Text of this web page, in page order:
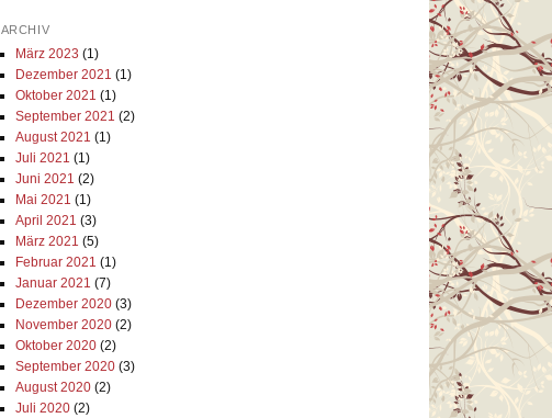
ARCHIV
März 2023 (1)
Dezember 2021 (1)
Oktober 2021 (1)
September 2021 (2)
August 2021 (1)
Juli 2021 (1)
Juni 2021 (2)
Mai 2021 (1)
April 2021 (3)
März 2021 (5)
Februar 2021 (1)
Januar 2021 (7)
Dezember 2020(3)
November 2020(2)
Oktober 2020(2)
September 2020(3)
August 2020(2)
Juli 2020(2)